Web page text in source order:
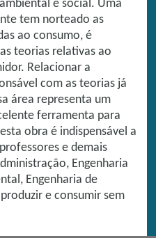
e social. Uma
tem norteado as
ao consumo, é
teorias relativas ao
Relacionar a
com as teorias já
área representa um
ferramenta para
obra é indispensável a
e demais
Engenharia
Engenharia de
e consumir sem